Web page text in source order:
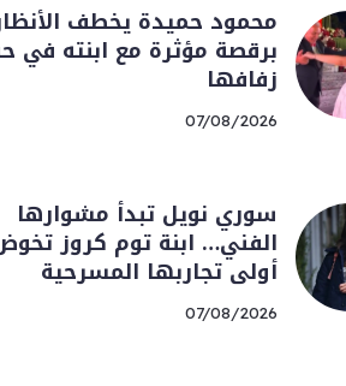
محمود حميدة يخطف
برقصة مؤثرة مع ابنته في
زفافها
07/08/2026
سوري نويل تبدأ مشوارها
الفني… ابنة توم كروز
أولى تجاربها المسرحية
07/08/2026